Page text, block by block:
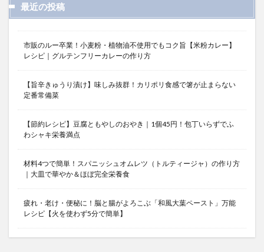
最近の投稿
市販のルー卒業！小麦粉・植物油不使用でもコク旨【米粉カレー】
レシピ｜グルテンフリーカレーの作り方
【旨辛きゅうり漬け】味しみ抜群！カリポリ食感で箸が止まらない
定番常備菜
【節約レシピ】豆腐ともやしのおやき｜1個45円！包丁いらずでふ
わシャキ栄養満点
材料4つで簡単！スパニッシュオムレツ（トルティージャ）の作り方
｜大皿で華やか＆ほぼ完全栄養食
疲れ・老け・便秘に！脳と腸がよろこぶ「和風大葉ペースト」万能
レシピ【火を使わず5分で簡単】